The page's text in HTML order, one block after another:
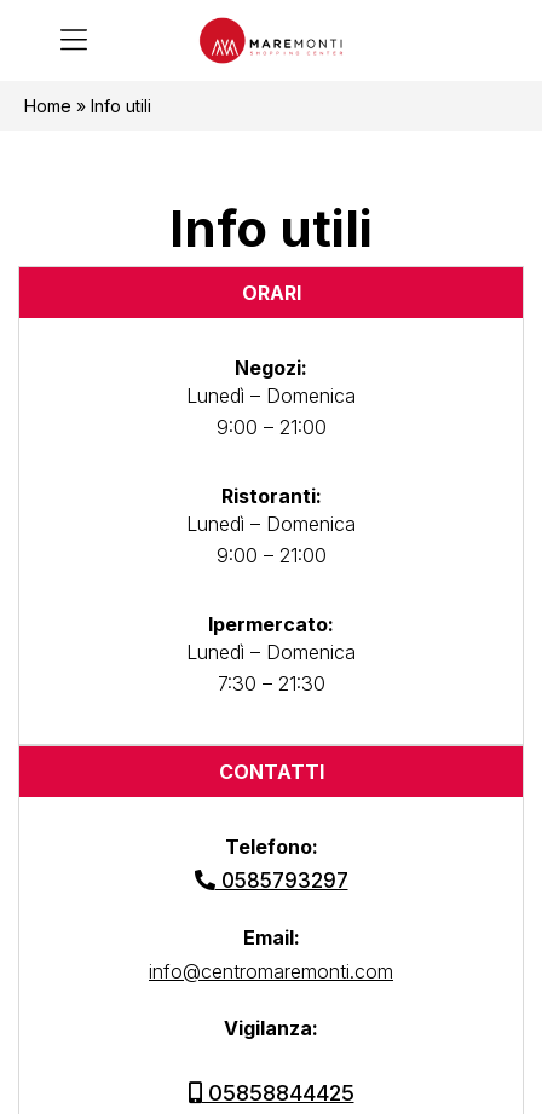
Home » Info utili
Info utili
ORARI
Negozi:
Lunedì – Domenica
9:00 – 21:00
Ristoranti:
Lunedì – Domenica
9:00 – 21:00
Ipermercato:
Lunedì – Domenica
7:30 – 21:30
CONTATTI
Telefono:
0585793297
Email:
info@centromaremonti.com
Vigilanza:
05858844425